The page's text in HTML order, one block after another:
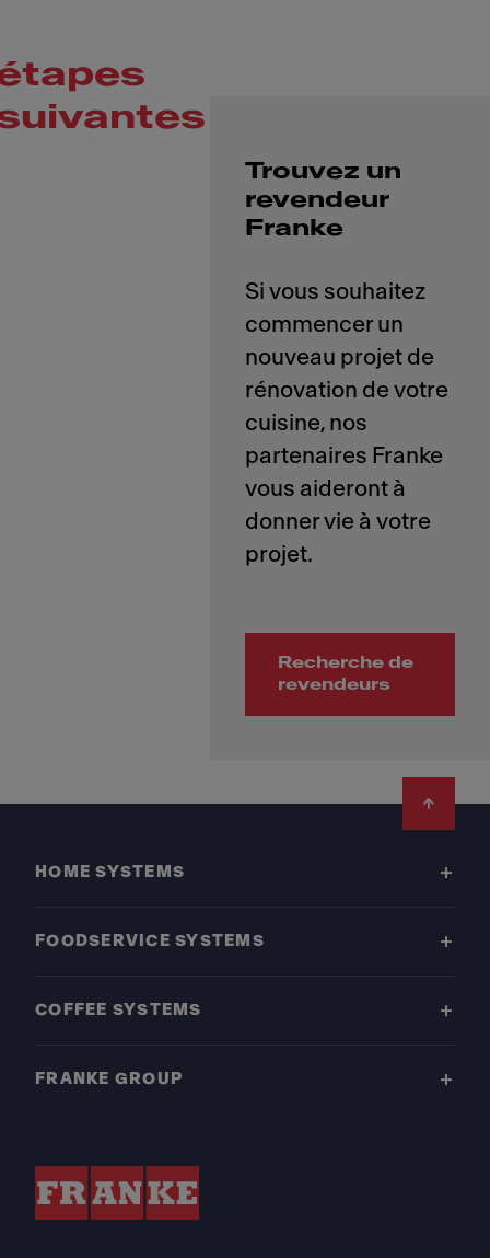
Trouvez un
revendeur
Franke
Si vous souhaitez
commencer un
nouveau projet de
rénovation de votre
cuisine, nos
partenaires Franke
vous aideront à
donner vie à votre
Recherche de
revendeurs
HOME SYSTEMS
FOODSERVICE SYSTEMS
COFFEE SYSTEMS
FRANKE GROUP